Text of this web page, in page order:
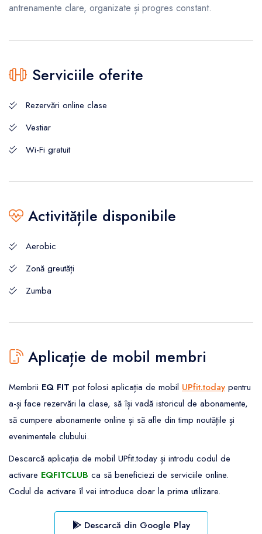
antrenamente clare, organizate și progres constant.
Serviciile oferite
Rezervări online clase
Vestiar
Wi-Fi gratuit
Activitățile disponibile
Aerobic
Zonă greutăți
Zumba
Aplicație de mobil membri
Membrii EQ FIT pot folosi aplicația de mobil UPfit.today pentru
a-și face rezervări la clase, să își vadă istoricul de abonamente,
să cumpere abonamente online și să afle din timp noutățile și
evenimentele clubului.
Descarcă aplicația de mobil UPfit.today și introdu codul de
activare EQFITCLUB ca să beneficiezi de serviciile online.
Codul de activare îl vei introduce doar la prima utilizare.
Descarcă din Google Play